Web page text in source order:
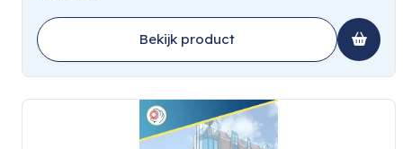
Bekijk product